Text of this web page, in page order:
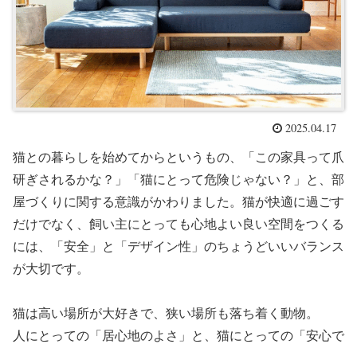
2025.04.17
猫との暮らしを始めてからというもの、「この家具って爪
研ぎされるかな？」「猫にとって危険じゃない？」と、部
屋づくりに関する意識がかわりました。猫が快適に過ごす
だけでなく、飼い主にとっても心地よい良い空間をつくる
には、「安全」と「デザイン性」のちょうどいいバランス
が大切です。
猫は高い場所が大好きで、狭い場所も落ち着く動物。
人にとっての「居心地のよさ」と、猫にとっての「安心で